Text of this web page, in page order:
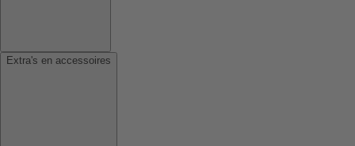
Extra's en accessoires